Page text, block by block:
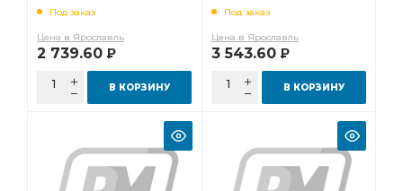
Под заказ
Цена в Ярославль
2 739.60 Р
В КОРЗИНУ
Под заказ
Цена в Ярославль
3 543.60 Р
В КОРЗИНУ